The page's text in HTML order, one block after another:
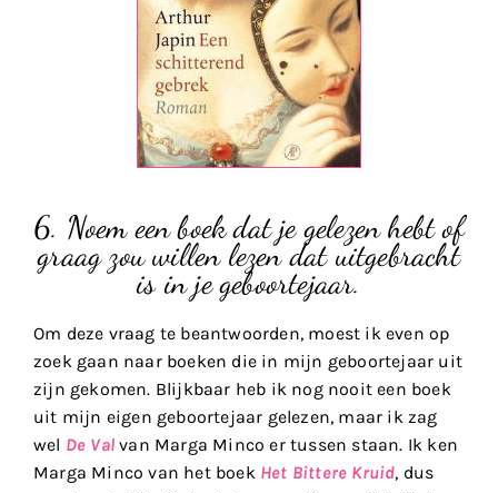
6. Noem een boek dat je gelezen hebt of
graag zou willen lezen dat uitgebracht
is in je geboortejaar.
Om deze vraag te beantwoorden, moest ik even op
zoek gaan naar boeken die in mijn geboortejaar uit
zijn gekomen. Blijkbaar heb ik nog nooit een boek
uit mijn eigen geboortejaar gelezen, maar ik zag
wel De Val van Marga Minco er tussen staan. Ik ken
Marga Minco van het boek Het Bittere Kruid, dus